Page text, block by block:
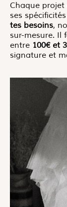
Chaque projet
ses
tes besoins,
sur-mesure. Il
entre 100€ et
signature et